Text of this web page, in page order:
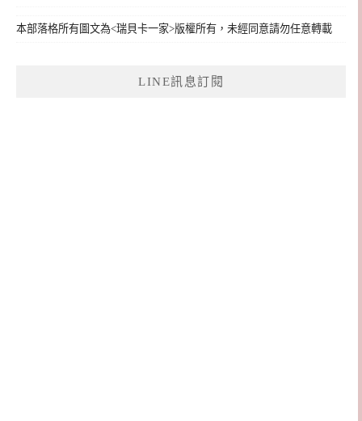
本部落格所有圖文為<瑞貝卡一家>版權所有，未經同意請勿任意轉載
LINE訊息訂閱